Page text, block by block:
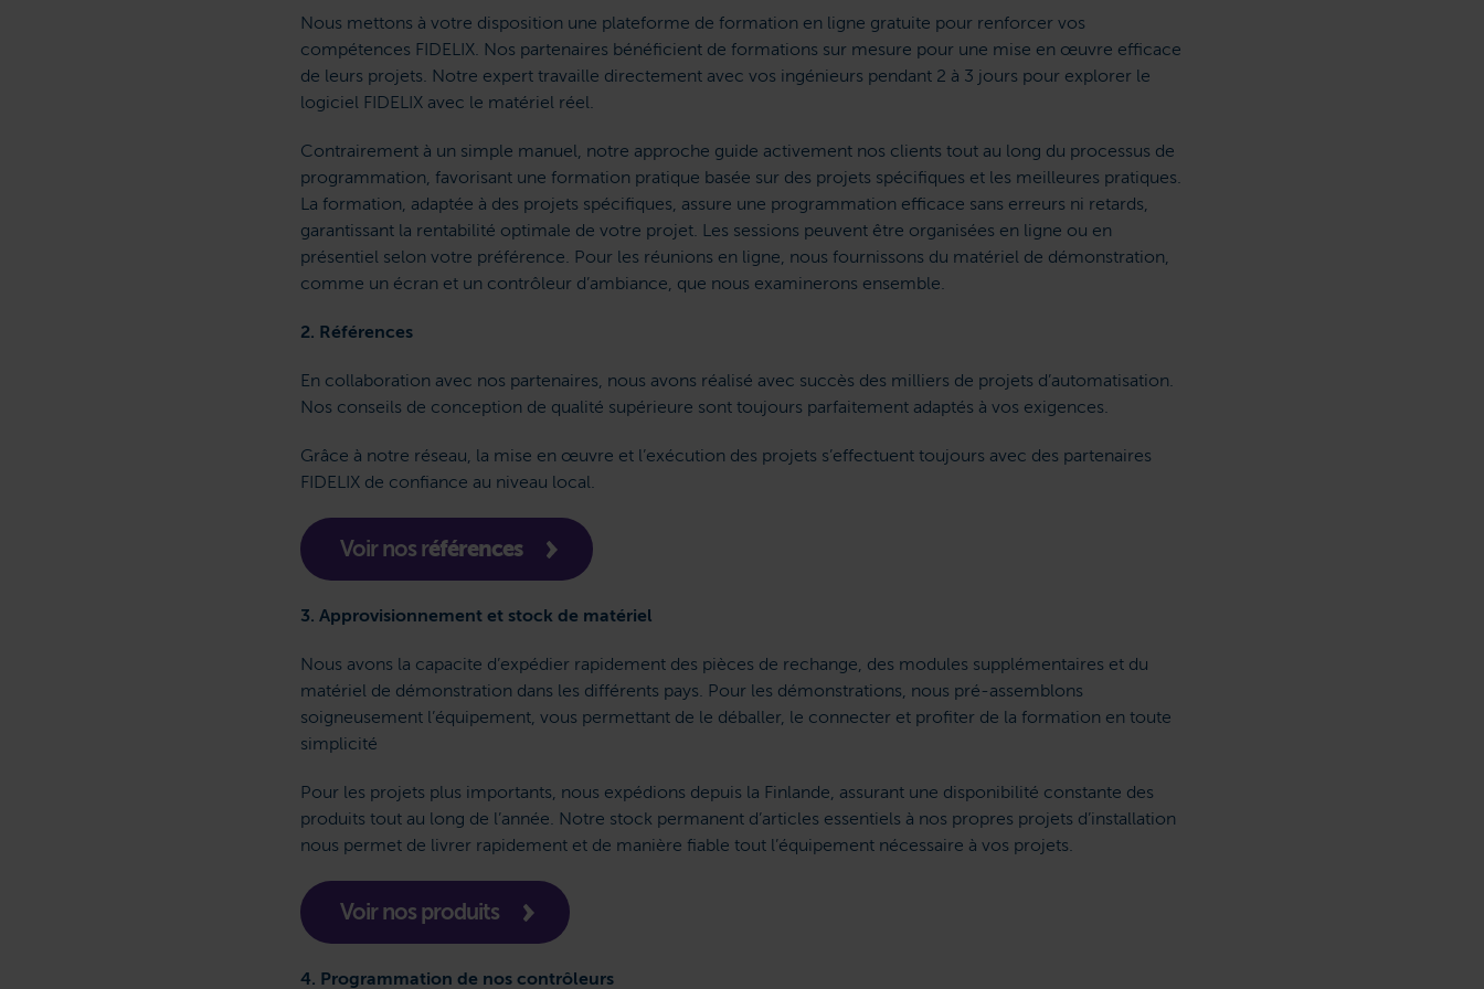
Nous mettons à votre disposition une plateforme de formation en ligne gratuite pour renforcer vos
compétences FIDELIX. Nos partenaires bénéficient de formations sur mesure pour une mise en œuvre efficace
de leurs projets. Notre expert travaille directement avec vos ingénieurs pendant 2 à 3 jours pour explorer le
logiciel FIDELIX avec le matériel réel.
Contrairement à un simple manuel, notre approche guide activement nos clients tout au long du processus de
programmation, favorisant une formation pratique basée sur des projets spécifiques et les meilleures pratiques.
La formation, adaptée à des projets spécifiques, assure une programmation efficace sans erreurs ni retards,
garantissant la rentabilité optimale de votre projet. Les sessions peuvent être organisées en ligne ou en
présentiel selon votre préférence. Pour les réunions en ligne, nous fournissons du matériel de démonstration,
comme un écran et un contrôleur d’ambiance, que nous examinerons ensemble.
2. Références
En collaboration avec nos partenaires, nous avons réalisé avec succès des milliers de projets d’automatisation.
Nos conseils de conception de qualité supérieure sont toujours parfaitement adaptés à vos exigences.
Grâce à notre réseau, la mise en œuvre et l’exécution des projets s’effectuent toujours avec des partenaires
FIDELIX de confiance au niveau local.
Voir nos références
3. Approvisionnement et stock de matériel
Nous avons la capacite d’expédier rapidement des pièces de rechange, des modules supplémentaires et du
matériel de démonstration dans les différents pays. Pour les démonstrations, nous pré-assemblons
soigneusement l’équipement, vous permettant de le déballer, le connecter et profiter de la formation en toute
simplicité
Pour les projets plus importants, nous expédions depuis la Finlande, assurant une disponibilité constante des
produits tout au long de l’année. Notre stock permanent d’articles essentiels à nos propres projets d’installation
nous permet de livrer rapidement et de manière fiable tout l’équipement nécessaire à vos projets.
Voir nos produits
4. Programmation de nos contrôleurs